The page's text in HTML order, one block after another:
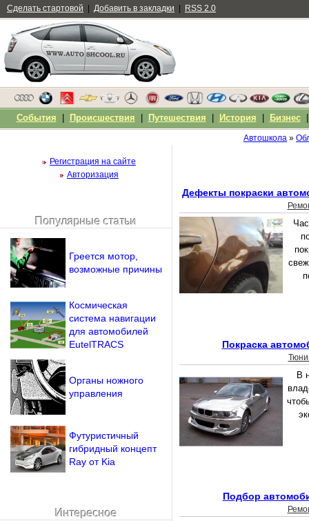
Автошкола »
Дефекты покраски
Покраска
В
Подбор
Регистрация на сайте
Авторизация
Популярные статьи
Греется мотор,
возможные причины
Космическая
система навигации
для автомобилей
EutelTRACS
Органы ножного
управления
Футуристичный
гибридный концепт
Ray от Kia
Интересное
Сделать стартовой Добавить в закладки RSS 2.0
События Происшествия Путешествия История Бизнес